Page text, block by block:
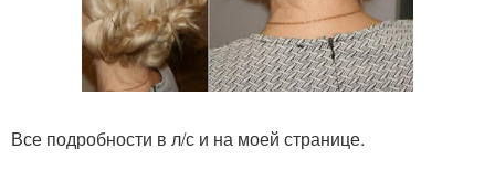
Все подробности в л/с и на моей странице.